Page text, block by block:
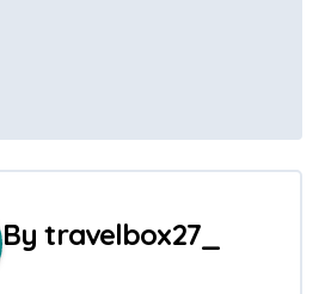
Bytravelbox27_